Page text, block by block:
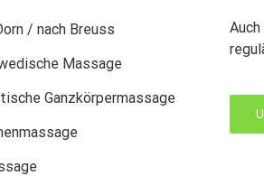
/ nach Breuss
Massage
Ganzkörpermassage